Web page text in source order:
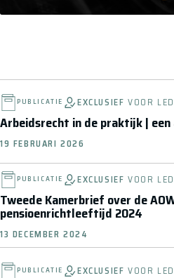
ARTIKELEN BINNEN DIT
PUBLICATIE EXCLUSIEF VOOR
Arbeidsrecht in de praktijk |
19 FEBRUARI 2026
PUBLICATIE EXCLUSIEF VOOR
Tweede Kamerbrief over de
pensioenrichtleeftijd 2024
13 DECEMBER 2024
PUBLICATIE EXCLUSIEF VOOR